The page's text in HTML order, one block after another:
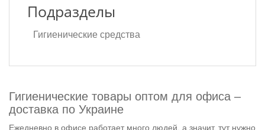
Подразделы
Гигиенические средства
Гигиенические товары оптом для офиса –
доставка по Украине
Ежедневно в офисе работает много людей, а значит, тут нужно